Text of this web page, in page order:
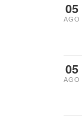
05
AGO
05
AGO